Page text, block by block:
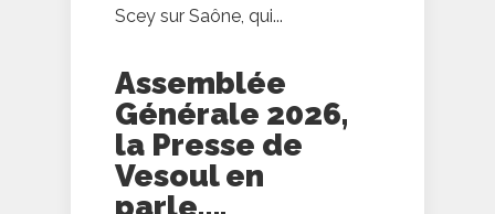
Scey sur Saône, qui...
Assemblée
Générale 2026,
la Presse de
Vesoul en